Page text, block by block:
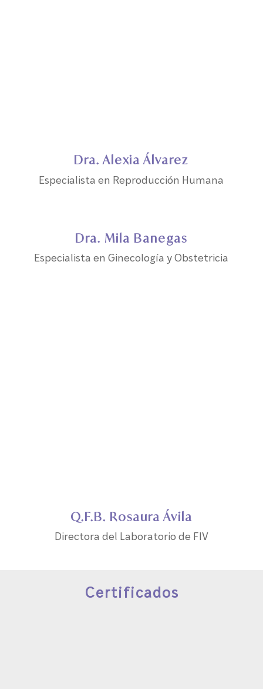
Dra. Alexia Álvarez
Especialista en Reproducción Humana
Dra. Mila Banegas
Especialista en Ginecología y Obstetricia
Q.F.B. Rosaura Ávila
Directora del Laboratorio de FIV
Certificados